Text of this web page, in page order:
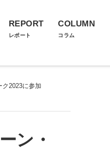
REPORT
レポート
COLUMN
コラム
2023に参加
ン・